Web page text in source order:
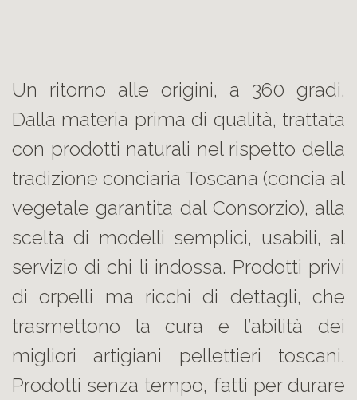
Un ritorno alle origini, a 360 gradi.
Dalla materia prima di qualità, trattata
con prodotti naturali nel rispetto della
tradizione conciaria Toscana (concia al
vegetale garantita dal Consorzio), alla
scelta di modelli semplici, usabili, al
servizio di chi li indossa. Prodotti privi
di orpelli ma ricchi di dettagli, che
trasmettono la cura e l’abilità dei
migliori artigiani pellettieri toscani.
Prodotti senza tempo, fatti per durare